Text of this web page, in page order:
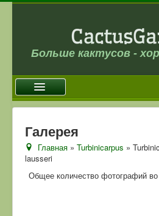
Больше кактусов -
Новости
Галерея
Магазин
Галерея
Главная »Turbinicarpus »
lausseri
Общее количество фотографий во